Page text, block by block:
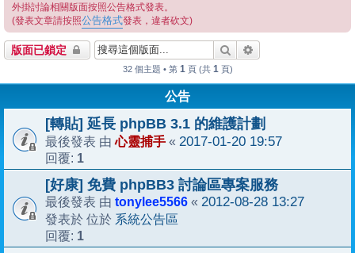
外掛討論相關版面按照公告格式發表。
(發表文章請按照公告格式發表，違者砍文)
版面已鎖定 搜尋
32 個主題 • 第 1 頁 (共 1 頁)
公告
[轉貼] 延長 phpBB 3.1 的維護計劃
最後發表 由心靈捕手 « 2017-01-20 19:57
回覆: 1
[好康] 免費 phpBB3 討論區專案服務
最後發表 由 tonylee5566 « 2012-08-28 13:27
發表於 位於 系統公告區
回覆: 1